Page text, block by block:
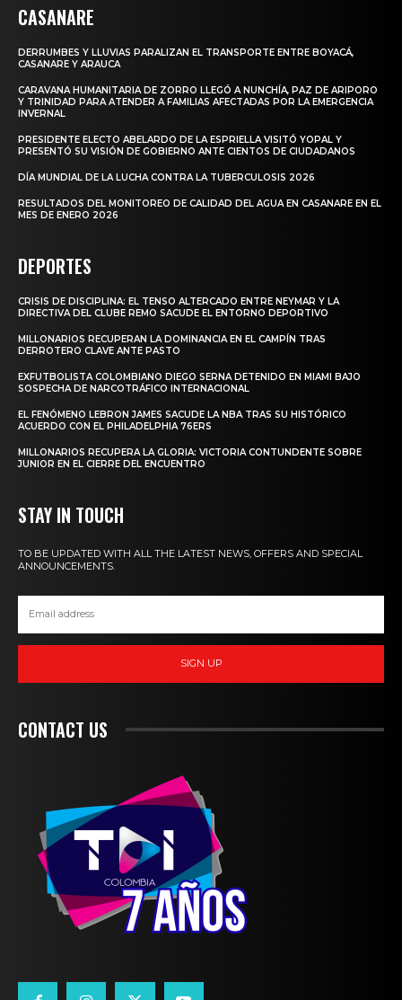
CASANARE
DERRUMBES Y LLUVIAS PARALIZAN EL TRANSPORTE ENTRE BOYACÁ,
CASANARE Y ARAUCA
CARAVANA HUMANITARIA DE ZORRO LLEGÓ A NUNCHÍA, PAZ DE ARIPORO
Y TRINIDAD PARA ATENDER A FAMILIAS AFECTADAS POR LA EMERGENCIA
INVERNAL
PRESIDENTE ELECTO ABELARDO DE LA ESPRIELLA VISITÓ YOPAL Y
PRESENTÓ SU VISIÓN DE GOBIERNO ANTE CIENTOS DE CIUDADANOS
DÍA MUNDIAL DE LA LUCHA CONTRA LA TUBERCULOSIS 2026
RESULTADOS DEL MONITOREO DE CALIDAD DEL AGUA EN CASANARE EN EL
MES DE ENERO 2026
DEPORTES
CRISIS DE DISCIPLINA: EL TENSO ALTERCADO ENTRE NEYMAR Y LA
DIRECTIVA DEL CLUBE REMO SACUDE EL ENTORNO DEPORTIVO
MILLONARIOS RECUPERAN LA DOMINANCIA EN EL CAMPÍN TRAS
DERROTERO CLAVE ANTE PASTO
EXFUTBOLISTA COLOMBIANO DIEGO SERNA DETENIDO EN MIAMI BAJO
SOSPECHA DE NARCOTRÁFICO INTERNACIONAL
EL FENÓMENO LEBRON JAMES SACUDE LA NBA TRAS SU HISTÓRICO
ACUERDO CON EL PHILADELPHIA 76ERS
MILLONARIOS RECUPERA LA GLORIA: VICTORIA CONTUNDENTE SOBRE
JUNIOR EN EL CIERRE DEL ENCUENTRO
STAY IN TOUCH
TO BE UPDATED WITH ALL THE LATEST NEWS, OFFERS AND SPECIAL
ANNOUNCEMENTS.
SIGN UP
CONTACT US